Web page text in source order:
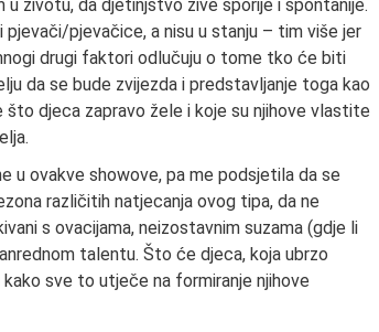
životu, da djetinjstvo žive sporije i spontanije.
pjevačice, a nisu u stanju – tim više jer
drugi faktori odlučuju o tome tko će biti
da se bude zvijezda i predstavljanje toga kao
djeca zapravo žele i koje su njihove vlastite
u ovakve showove, pa me podsjetila da se
različitih natjecanja ovog tipa, da ne
s ovacijama, neizostavnim suzama (gdje li
talentu. Što će djeca, koja ubrzo
sve to utječe na formiranje njihove